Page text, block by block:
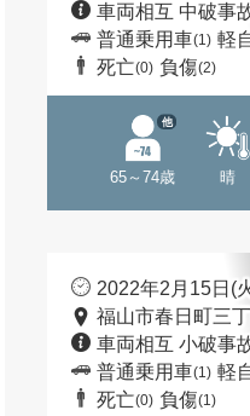
車両相互 中破事
普通乗用車(1) 軽
死亡(0) 負傷(2)
65～74歳
他
晴
2022年2月15日(
福山市春日町三
車両相互 小破事
普通乗用車(1) 軽
死亡(0) 負傷(1)